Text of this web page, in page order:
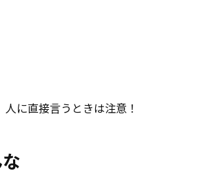
人に直接言うときは注意！